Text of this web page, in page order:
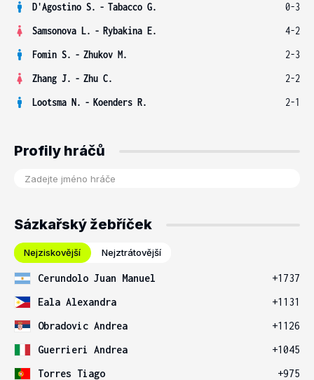
D'Agostino S. - Tabacco G.
0-3
Samsonova L. - Rybakina E.
4-2
Fomin S. - Zhukov M.
2-3
Zhang J. - Zhu C.
2-2
Lootsma N. - Koenders R. 2-1
Profily hráčů
Sázkařský žebříček
Nejziskovější Nejztrátovější
Cerundolo Juan Manuel
+1737
Eala Alexandra
+1131
Obradovic Andrea
+1126
Guerrieri Andrea
+1045
Torres Tiago
+975